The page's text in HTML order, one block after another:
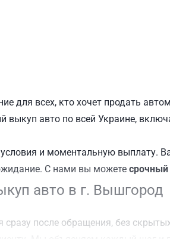
для всех, кто хочет продать
выкуп авто по всей Украине,
и моментальную выплату.
С нами вы можете
авто в г. Вышгород
после обращения, без